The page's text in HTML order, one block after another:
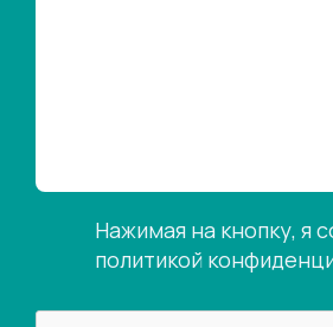
Нажимая на кнопку, я
политикой